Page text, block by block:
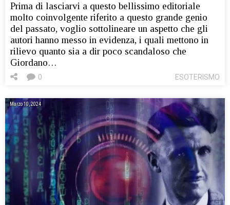
Prima di lasciarvi a questo bellissimo editoriale
molto coinvolgente riferito a questo grande genio
del passato, voglio sottolineare un aspetto che gli
autori hanno messo in evidenza, i quali mettono in
rilievo quanto sia a dir poco scandaloso che
Giordano…
ESOTERISMO
0
Marzo 10, 2024